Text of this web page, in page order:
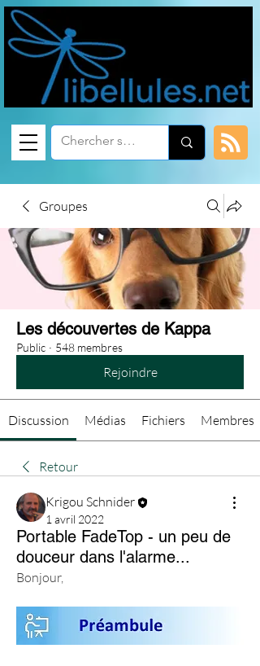
Groupes
Les découvertes de Kappa
Public · 548 membres
Rejoindre
Discussion Médias Fichiers Membres
Retour
Krigou Schnider
1 avril 2022
Portable FadeTop - un peu de
douceur dans l'alarme...
Bonjour,